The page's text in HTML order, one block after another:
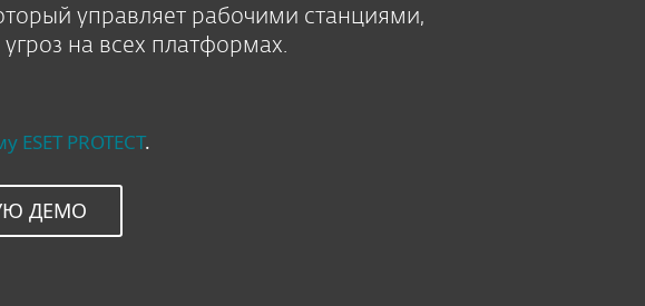
управляет рабочими станциями,
на всех платформах.
ESET PROTECT.
ДЕМО